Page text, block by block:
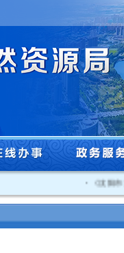
《沈阳市